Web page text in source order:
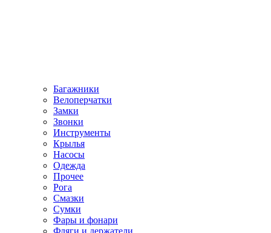
Багажники
Велоперчатки
Замки
Звонки
Инструменты
Крылья
Насосы
Одежда
Прочее
Рога
Смазки
Сумки
Фары и фонари
Фляги и держатели